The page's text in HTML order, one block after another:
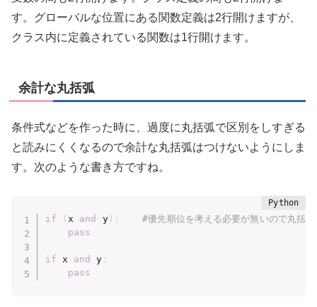
す。グローバルな位置にある関数定義は2行開けますが、
クラス内に定義されている関数は1行開けます。
余計な丸括弧
条件式などを作った時に、過度に丸括弧で区別をしすぎる
と読みにくくなるので余計な丸括弧はつけないようにしま
す。次のような書き方ですね。
if ( x and y) :
#優先順位を考える必要が無いので丸括
pass
if x and y :
pass